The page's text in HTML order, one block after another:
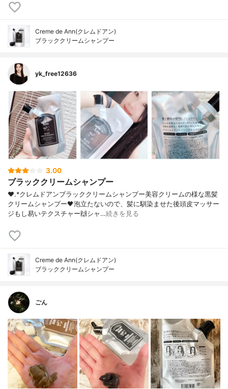
Creme de Ann(クレムドアン)
ブラッククリームシャンプー
yk_free12636
3.00
ブラッククリームシャンプー
❤︎.*クレムドアンブラッククリームシャンプー美容クリームの様な黒髪
クリームシャンプー🖤泡立たないので、髪に馴染ませた後頭皮マッサー
ジもし易いテクスチャー🙌シャ…続きを見る
Creme de Ann(クレムドアン)
ブラッククリームシャンプー
ごん